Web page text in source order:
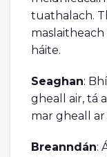
tuathalach.
háite.
Seaghan:
gheall air, tá
mar gheall
Breanndán: